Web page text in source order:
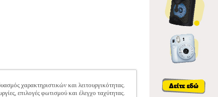
χαρακτηριστικών και λειτουργικότητας.
επιλογές φωτισμού και έλεγχο ταχύτητας.